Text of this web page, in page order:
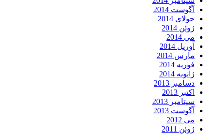
آگوست 2014
جولای 2014
ژوئن 2014
می 2014
آوریل 2014
مارس 2014
فوریه 2014
ژانویه 2014
دسامبر 2013
اکتبر 2013
سپتامبر 2013
آگوست 2013
می 2012
ژوئن 2011